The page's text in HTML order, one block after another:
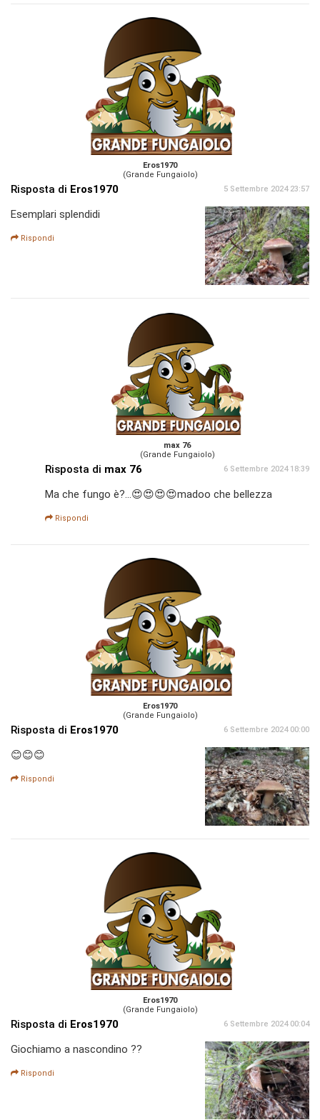
Eros1970
(Grande Fungaiolo)
Risposta di Eros1970 5 Settembre 2024 23:57
Esemplari splendidi
Rispondi
max 76
(Grande Fungaiolo)
Risposta di max 76 6 Settembre 2024 18:39
Ma che fungo è?...😍😍😍😍madoo che bellezza
Rispondi
Eros1970
(Grande Fungaiolo)
Risposta di Eros1970 6 Settembre 2024 00:00
😊😊😊
Rispondi
Eros1970
(Grande Fungaiolo)
Risposta di Eros1970 6 Settembre 2024 00:04
Giochiamo a nascondino ??
Rispondi